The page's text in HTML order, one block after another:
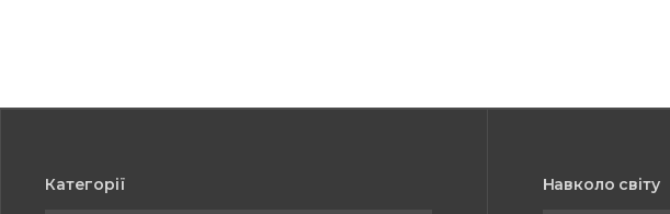
Категорії Навколо світу